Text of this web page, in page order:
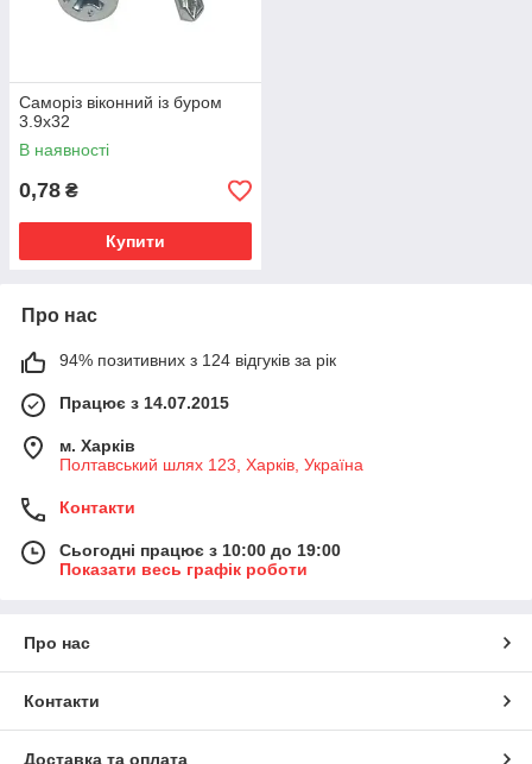
Саморіз віконний із буром
3.9х32
В наявності
0,78 ₴
Купити
Про нас
94% позитивних з 124 відгуків за рік
Працює з 14.07.2015
м. Харків
Полтавський шлях 123, Харків, Україна
Контакти
Сьогодні працює з 10:00 до 19:00
Показати весь графік роботи
Про нас
Контакти
Доставка та оплата